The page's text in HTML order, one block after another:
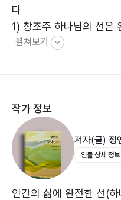
다
1) 창조주 하나님의 선은
고로 중요한 지식입니다
히 해결할 수 없습니다
Ⅱ 인간은 자력으로 인간
습니다
1) 인간의 선의 지식은
니다
펼쳐보기
작가 정보
저자(글) 정
인물 상세 정보
인간의 삶에 완전한 선(